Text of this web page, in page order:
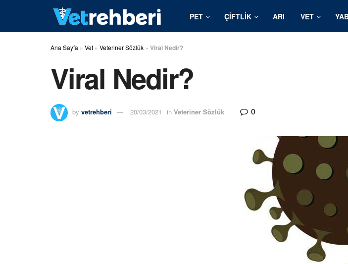
PET ÇIFTLIK ARI VET
Ana Sayfa » Vet » Veteriner Sözlük » Viral Nedir?
Viral Nedir?
by vetrehberi 20/03/2021 in Veteriner Sözlük 0